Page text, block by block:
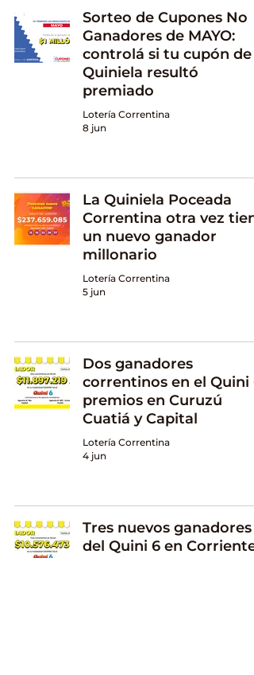
Sorteo de Cupones No
Ganadores de MAYO:
controlá si tu cupón de
Quiniela resultó
premiado
Lotería Correntina
8 jun
La Quiniela Poceada
Correntina otra vez
un nuevo ganador
millonario
Lotería Correntina
5 jun
Dos ganadores
correntinos en el Quini
premios en Curuzú
Cuatiá y Capital
Lotería Correntina
4 jun
Tres nuevos ganadores
del Quini 6 en Corrientes